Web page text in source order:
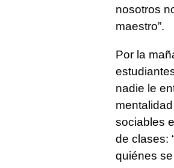
nosotros
maestro”.
Por la
nadie le
sociables
de clases:
quiénes